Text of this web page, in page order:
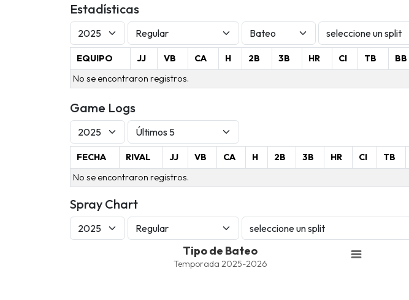
Estadísticas
EQUIPO JJ VB CA H 2B 3B HR CI TB BB
No se encontraron registros.
Game Logs
FECHA RIVAL JJ VB CA H 2B 3B HR CI TB
No se encontraron registros.
Spray Chart
Tipo de Bateo
Temporada 2025-2026